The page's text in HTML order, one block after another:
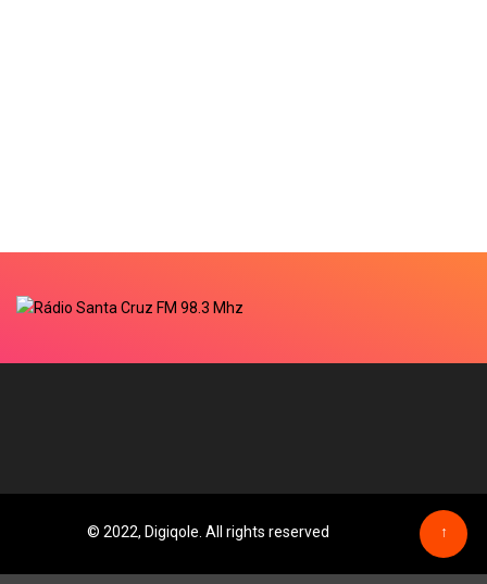
© 2022, Digiqole. All rights reserved ↑